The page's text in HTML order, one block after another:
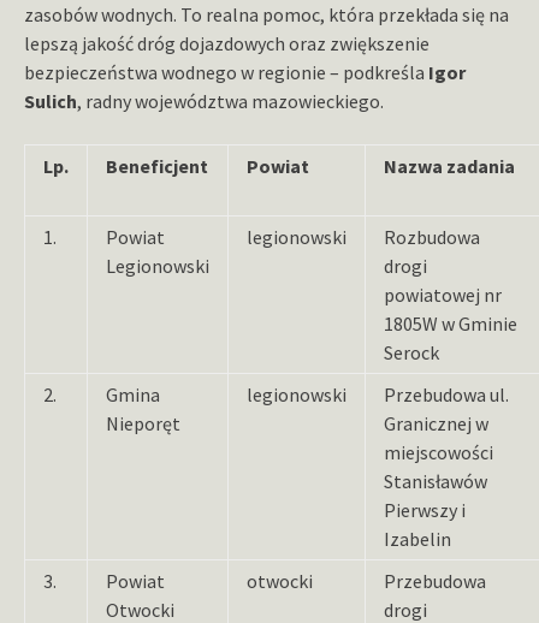
zasobów wodnych. To realna pomoc, która przekłada się na
lepszą jakość dróg dojazdowych oraz zwiększenie
bezpieczeństwa wodnego w regionie – podkreśla Igor
Sulich, radny województwa mazowieckiego.
Lp. Beneficjent Powiat Nazwa zadania
1.
Powiat
Legionowski
legionowski
Rozbudowa
drogi
powiatowej nr
1805W w Gminie
Serock
2.
Gmina
Nieporęt
legionowski
Przebudowa ul.
Granicznej w
miejscowości
Stanisławów
Pierwszy i
Izabelin
3.
Powiat
Otwocki
otwocki
Przebudowa
drogi